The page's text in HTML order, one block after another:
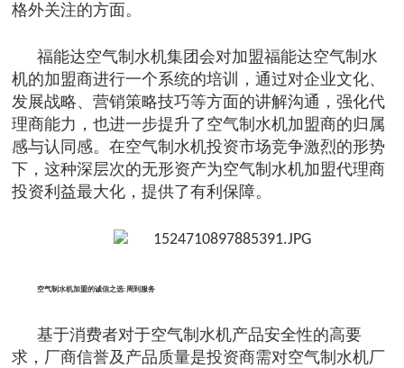
格外关注的方面。
福能达空气制水机集团会对加 盟福能达空气制水
机的加盟商进行一个系统的培训，通过对企业文化、
发展战略、营销策略技巧等方面的讲解沟通，强化代
理商能力，也进一步提升了空气制水机加盟商的归属
感与认同感。在空气制水机投资市场竞争激烈的形势
下，这种深层次的无形资产为空气制水机加盟代理商
投资利益最大化，提供了有利保障。
空气制水机加盟的诚信之选:周到服务
基于消费者对于空气制水机产品安全性的高要
求，厂商信誉及产品质量是投资商需对空气制水机厂